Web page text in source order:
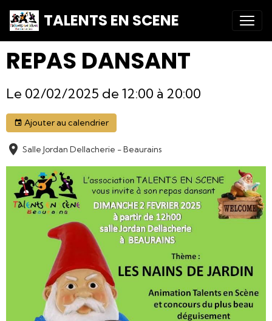
TALENTS EN SCENE
REPAS DANSANT
Le 02/02/2025 de 12:00 à 20:00
Ajouter au calendrier
Salle Jordan Dellacherie - Beaurains